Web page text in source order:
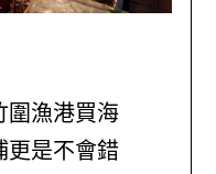
圍漁港買海
更是不會錯